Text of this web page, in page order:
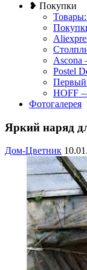
❥ Покупки
Ascona
Postel
Первый
HOFF
Фотогалерея
Яркий наряд
Дом-Цветник